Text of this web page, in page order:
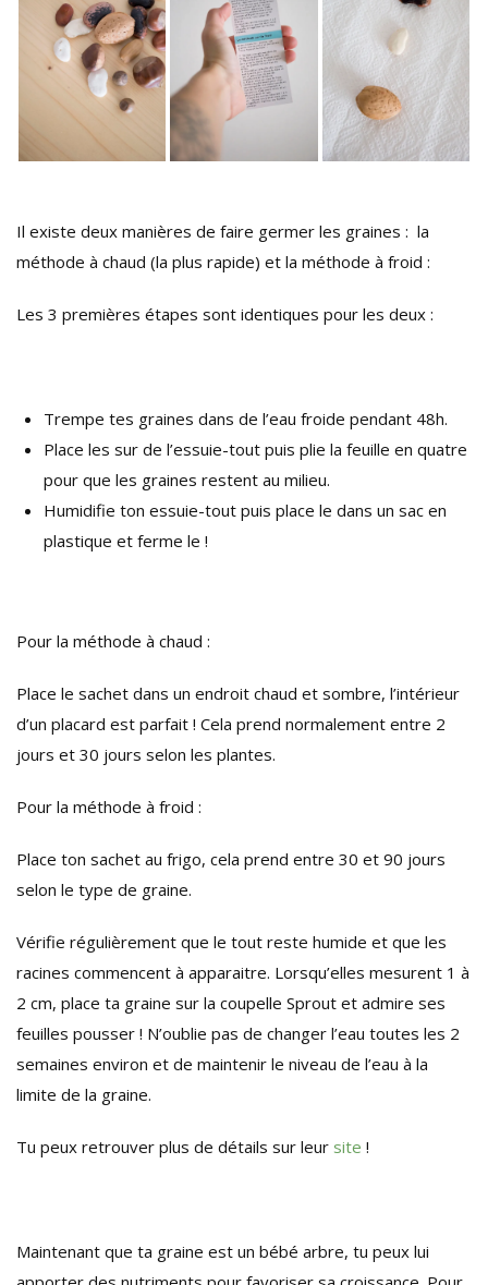
Il existe deux manières de faire germer les graines : la
méthode à chaud (la plus rapide) et la méthode à froid :
Les 3 premières étapes sont identiques pour les deux :
Trempe tes graines dans de l’eau froide pendant 48h.
Place les sur de l’essuie-tout puis plie la feuille en quatre
pour que les graines restent au milieu.
Humidifie ton essuie-tout puis place le dans un sac en
plastique et ferme le !
Pour la méthode à chaud :
Place le sachet dans un endroit chaud et sombre, l’intérieur
d’un placard est parfait ! Cela prend normalement entre 2
jours et 30 jours selon les plantes.
Pour la méthode à froid :
Place ton sachet au frigo, cela prend entre 30 et 90 jours
selon le type de graine.
Vérifie régulièrement que le tout reste humide et que les
racines commencent à apparaitre. Lorsqu’elles mesurent 1 à
2 cm, place ta graine sur la coupelle Sprout et admire ses
feuilles pousser ! N’oublie pas de changer l’eau toutes les 2
semaines environ et de maintenir le niveau de l’eau à la
limite de la graine.
Tu peux retrouver plus de détails sur leur site !
Maintenant que ta graine est un bébé arbre, tu peux lui